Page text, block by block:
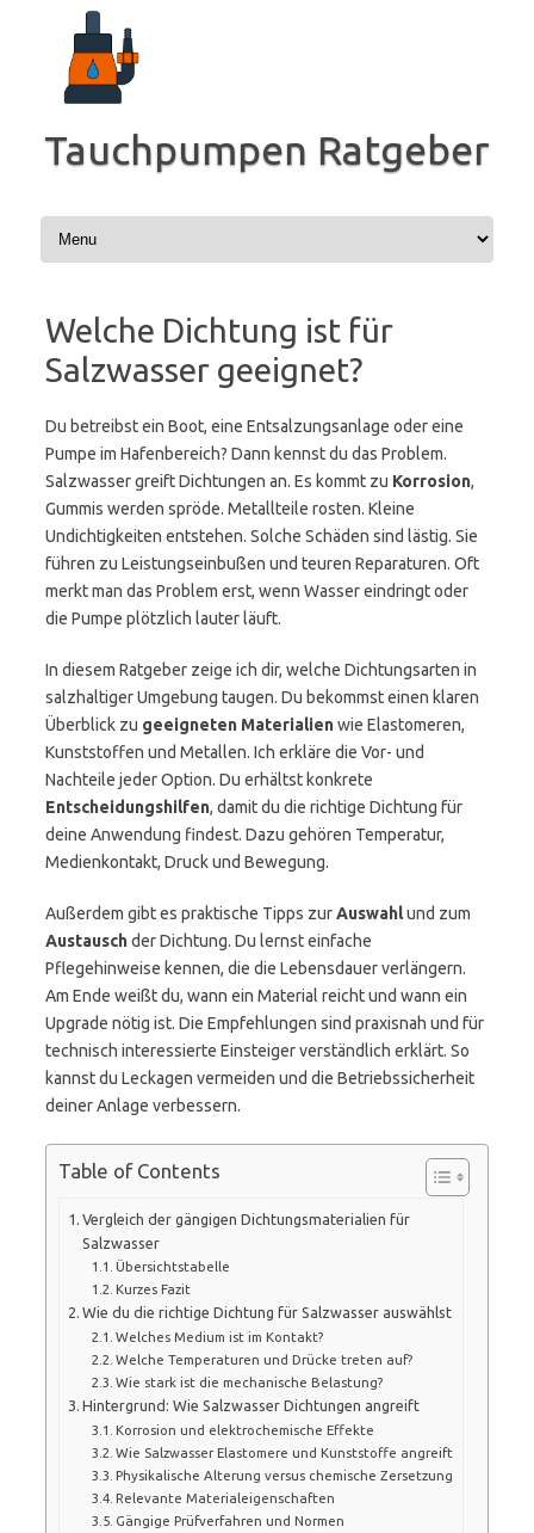
springen
Tauchpumpen Ratgeber
Welche Dichtung ist für
Salzwasser geeignet?
Du betreibst ein Boot, eine Entsalzungsanlage oder eine
Pumpe im Hafenbereich? Dann kennst du das Problem.
Salzwasser greift Dichtungen an. Es kommt zu Korrosion,
Gummis werden spröde. Metallteile rosten. Kleine
Undichtigkeiten entstehen. Solche Schäden sind lästig. Sie
führen zu Leistungseinbußen und teuren Reparaturen. Oft
merkt man das Problem erst, wenn Wasser eindringt oder
die Pumpe plötzlich lauter läuft.
In diesem Ratgeber zeige ich dir, welche Dichtungsarten in
salzhaltiger Umgebung taugen. Du bekommst einen klaren
Überblick zu geeigneten Materialienwie Elastomeren,
Kunststoffen und Metallen. Ich erkläre die Vor- und
Nachteile jeder Option. Du erhältst konkrete
Entscheidungshilfen, damit du die richtige Dichtung für
deine Anwendung findest. Dazu gehören Temperatur,
Medienkontakt, Druck und Bewegung.
Außerdem gibt es praktische Tipps zurAuswahlund zum
Austauschder Dichtung. Du lernst einfache
Pflegehinweise kennen, die die Lebensdauer verlängern.
Am Ende weißt du, wann ein Material reicht und wann ein
Upgrade nötig ist. Die Empfehlungen sind praxisnah und für
technisch interessierte Einsteiger verständlich erklärt. So
kannst du Leckagen vermeiden und die Betriebssicherheit
deiner Anlage verbessern.
Table of Contents
Vergleich der gängigen Dichtungsmaterialien für
Salzwasser
Übersichtstabelle
Kurzes Fazit
Wie du die richtige Dichtung für Salzwasser auswählst
Welches Medium ist im Kontakt?
Welche Temperaturen und Drücke treten auf?
Wie stark ist die mechanische Belastung?
Hintergrund: Wie Salzwasser Dichtungen angreift
Korrosion und elektrochemische Effekte
Wie Salzwasser Elastomere und Kunststoffe angreift
Physikalische Alterung versus chemische Zersetzung
Relevante Materialeigenschaften
Gängige Prüfverfahren und Normen